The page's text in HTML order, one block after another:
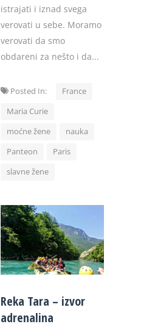
istrajati i iznad svega
verovati u sebe. Moramo
verovati da smo
obdareni za nešto i da...
Posted In:
France
Maria Curie
moćne žene
nauka
Panteon
Paris
slavne žene
Reka Tara – izvor
adrenalina